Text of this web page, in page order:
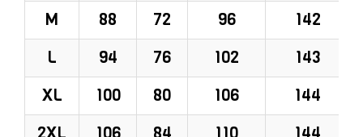
M
88 72 96
142
L
94 76 102
143
XL
100 80 106
144